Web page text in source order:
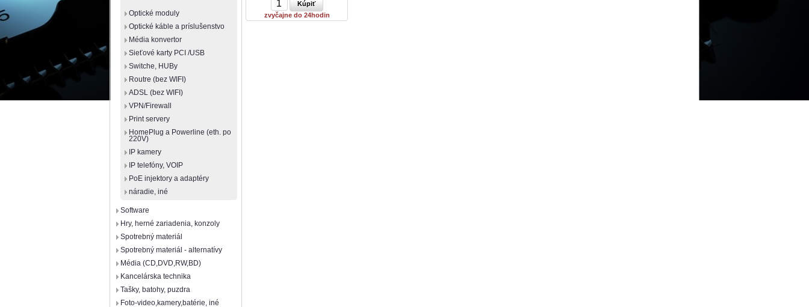
Optické moduly
Optické káble a príslušenstvo
Média konvertor
Sieťové karty PCI /USB
Switche, HUBy
Routre (bez WIFI)
ADSL (bez WIFI)
VPN/Firewall
Print servery
HomePlug a Powerline (eth. po
220V)
IP kamery
IP telefóny, VOIP
PoE injektory a adaptéry
náradie, iné
Software
Hry, herné zariadenia, konzoly
Spotrebný materiál
Spotrebný materiál - alternatívy
Média (CD,DVD,RW,BD)
Kancelárska technika
Tašky, batohy, puzdra
Foto-video,kamery,batérie, iné
zvyčajne do 24hodin